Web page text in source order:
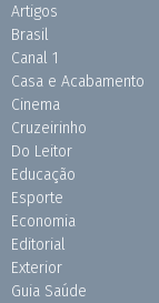
Artigos
Brasil
Canal 1
Casa e Acabamento
Cinema
Cruzeirinho
Do Leitor
Educação
Esporte
Economia
Editorial
Exterior
Guia Saúde